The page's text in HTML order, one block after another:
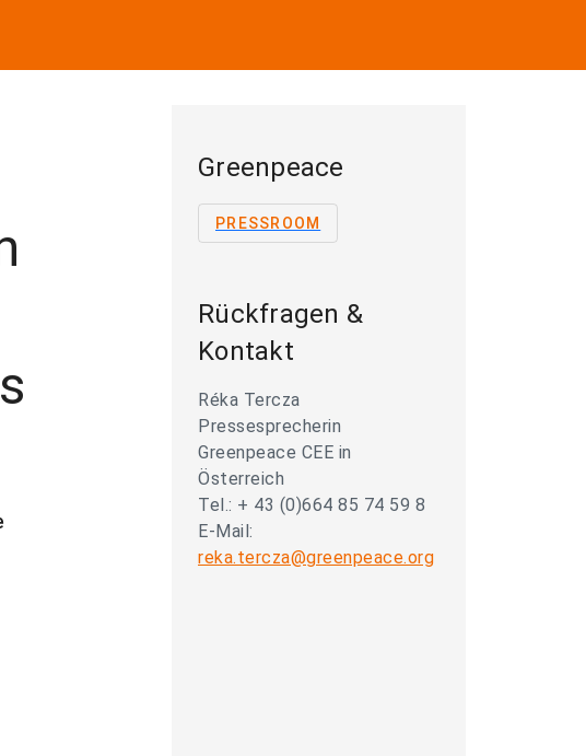
Greenpeace
PRESSROOM
Rückfragen &
Kontakt
Réka Tercza
Pressesprecherin
Greenpeace CEE in
Österreich
Tel.: + 43 (0)664 85 74 59 8
E-Mail:
reka.tercza@greenpeace.org